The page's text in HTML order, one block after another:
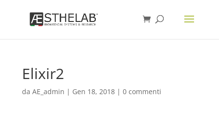
Elixir2
da AE_admin | Gen 18, 2018| 0 commenti